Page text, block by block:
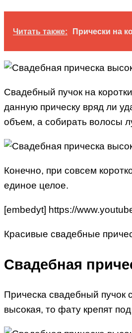
Читать также: Прически на
Свадебный пучок на
данную прическу вряд ли
объем, а собирать волосы
Конечно, при совсем
единое целое.
[embedyt] https://
Красивые свадебные
Свадебная
Прическа свадебный пучок
высокая, то фату крепят